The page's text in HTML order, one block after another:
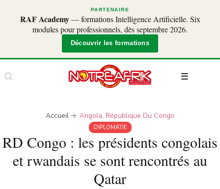
PARTENAIRE
RAF Academy— formations Intelligence Artificielle. Six
modules pour professionnels, dès septembre 2026.
Découvrir les formations
Accueil Angola, République Du Congo
DIPLOMATIE
RD Congo : les présidents congolais
et rwandais se sont rencontrés au
Qatar